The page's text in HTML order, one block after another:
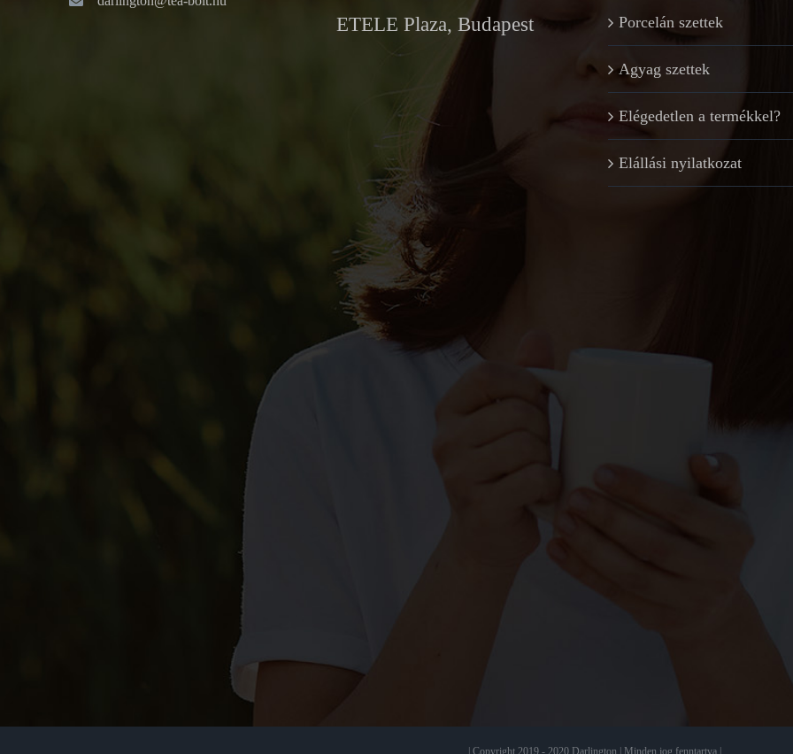
ETELE Plaza, Budapest
Porcelán szettek
Agyag szettek
Elégedetlen a termékkel?
Elállási nyilatkozat
| Copyright 2019 - 2020 Darlington | Minden jog fenntartva |